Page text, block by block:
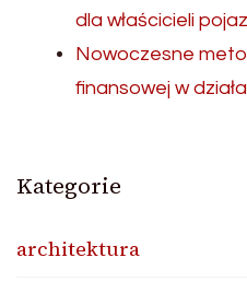
dla właścicieli
Nowoczesne
finansowej w
Kategorie
architektura